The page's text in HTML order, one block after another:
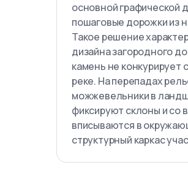
основной графической
пошаговые дорожки из
Такое решение
дизайна загородного
камень не конкурирует
реке. На перепадах
можжевельники в
фиксируют склоны и со
вписываются в
структурный каркас